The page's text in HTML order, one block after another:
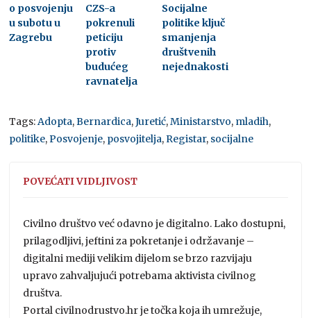
o posvojenju
u subotu u
Zagrebu
CZS-a
pokrenuli
peticiju
protiv
budućeg
ravnatelja
Socijalne
politike ključ
smanjenja
društvenih
nejednakosti
Tags:Adopta,Bernardica,Juretić,Ministarstvo, mladih,
politike,Posvojenje, posvojitelja,Registar, socijalne
POVEĆATI VIDLJIVOST
Civilno društvo već odavno je digitalno. Lako dostupni,
prilagodljivi, jeftini za pokretanje i održavanje –
digitalni mediji velikim dijelom se brzo razvijaju
upravo zahvaljujući potrebama aktivista civilnog
društva.
Portal civilnodrustvo.hr je točka koja ih umrežuje,